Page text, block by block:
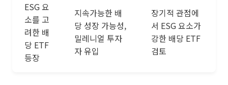
ESG 요
소를 고
려한 배
당 ETF
등장
지속가능한 배
당 성장 가능성,
밀레니얼 투자
자 유입
장기적 관점에
서 ESG 요소가
강한 배당 ETF
검토